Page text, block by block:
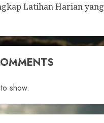
Latihan Harian yang
show.